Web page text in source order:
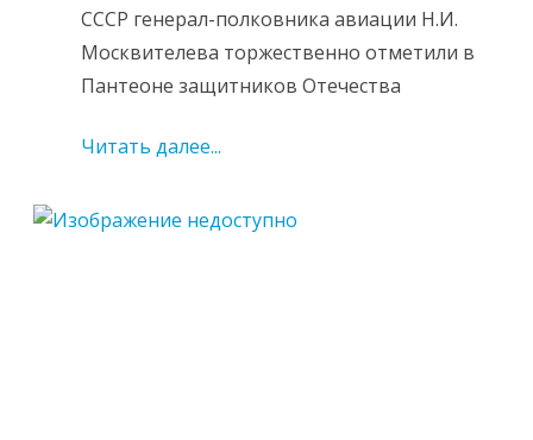
СССР генерал-полковника авиации Н.И.
Москвителева торжественно отметили в
Пантеоне защитников Отечества
Читать далее...